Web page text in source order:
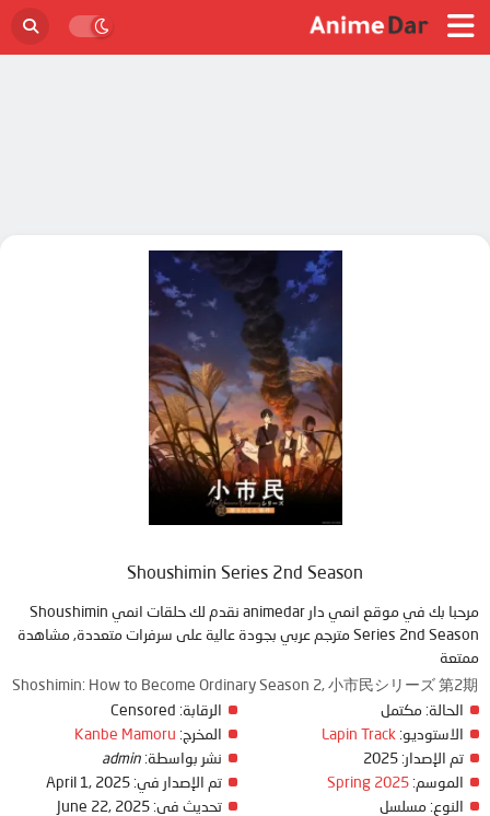
Shoushimin Series 2nd Season
مرحبا بك في موقع انمي دار animedar نقدم لك حلقات انمي Shoushimin
Series 2nd Season مترجم عربي بجودة عالية على سرفرات متعددة, مشاهدة
ممتعة
Shoshimin: How to Become Ordinary Season 2, 小市民シリーズ 第2期
الحالة: مكتمل
الاستوديو: Lapin Track
تم الإصدار:
الموسم: Spring 2025
النوع: مسلسل
الرقابة:
المخرج: Kanbe Mamoru
نشر بواسطة: admin
تم الإصدار في: April 1, 2025
تحديث في: June 22, 2025